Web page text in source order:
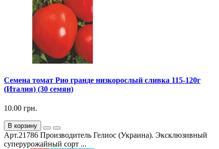
Семена томат Рио гранде низкорослый сливка 115-120г
(Италия) (30 семян)
10.00 грн.
В корзину
Арт.21786 Производитель Гелиос (Украина). Эксклюзивный
суперурожайный сорт ...